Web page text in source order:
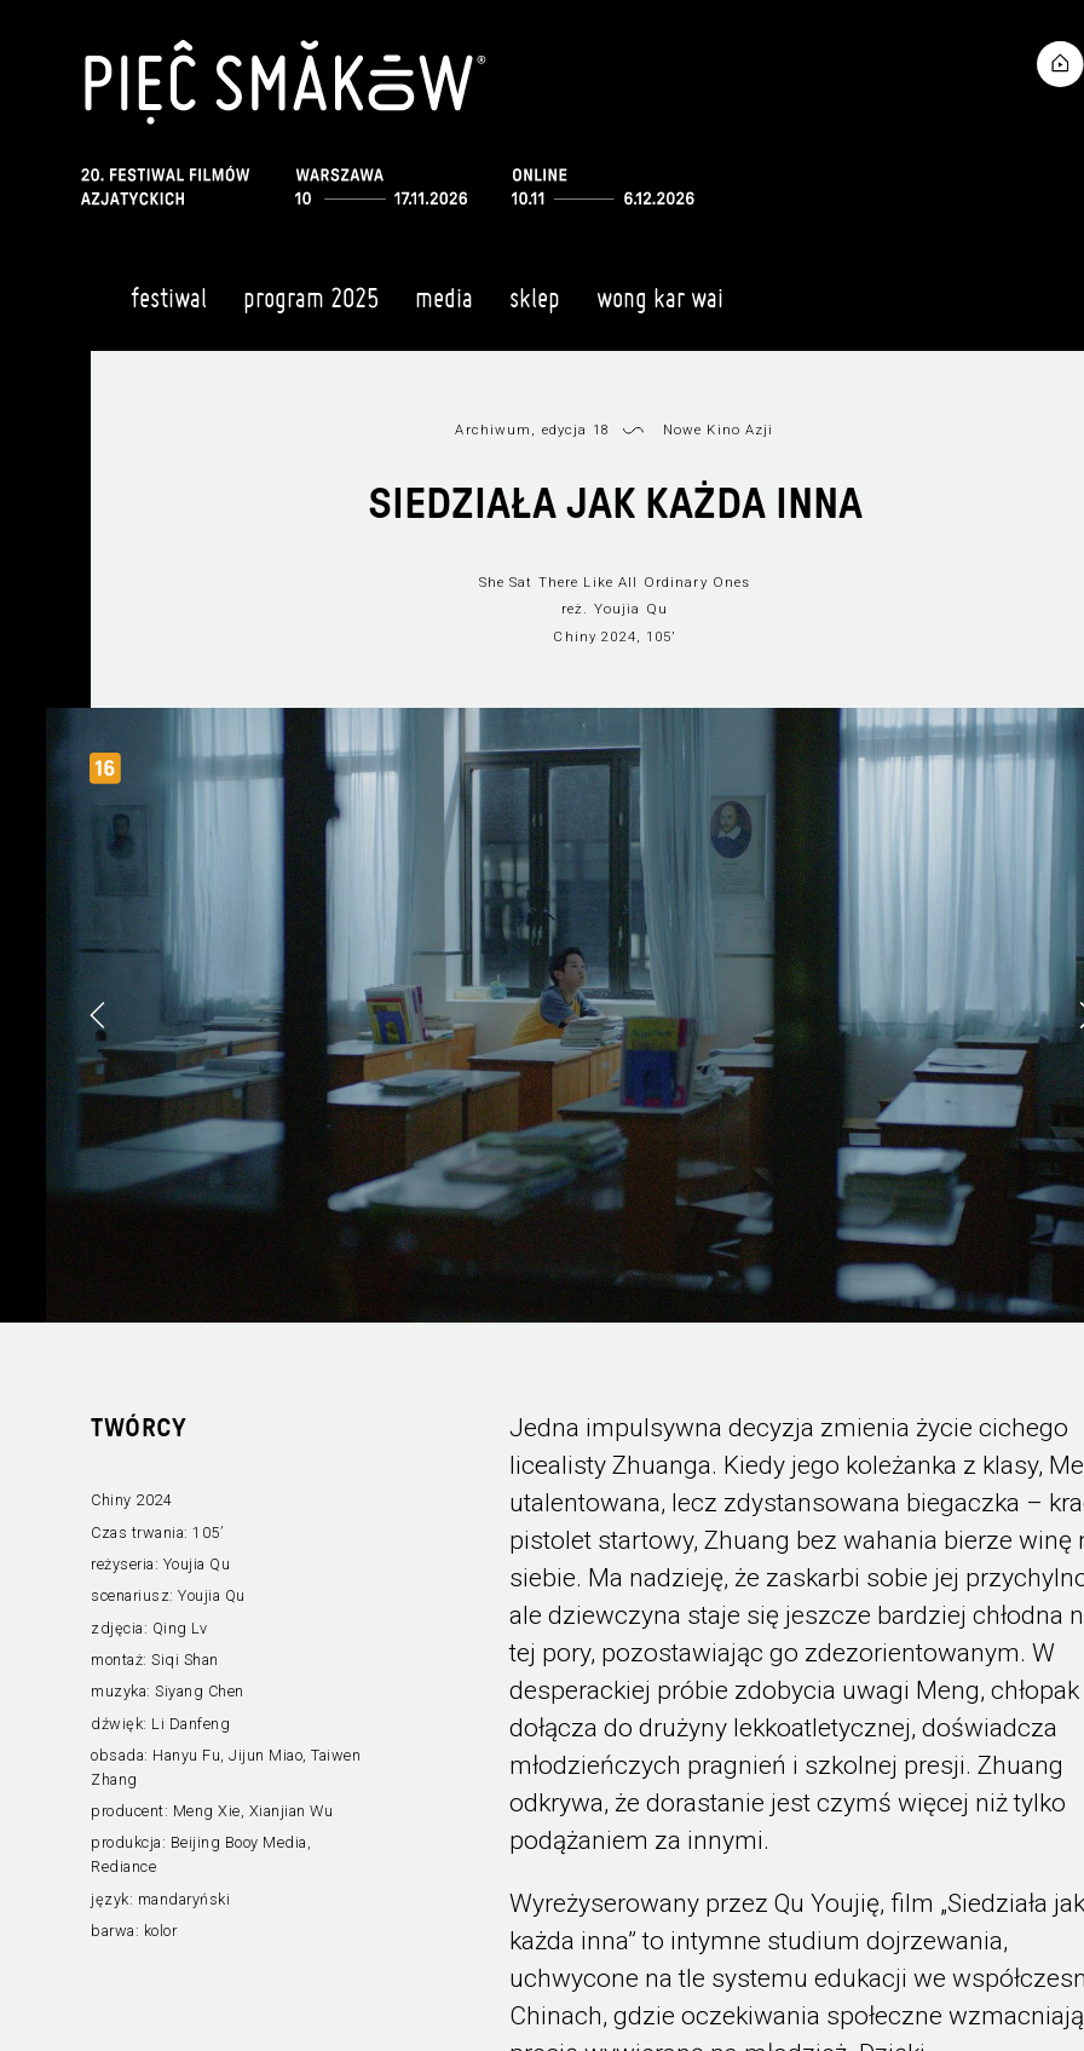
festiwal program 2025 media sklep wong kar wai
Archiwum, edycja 18 Nowe Kino Azji
SIEDZIAŁA JAK KAŻDA INNA
She Sat There Like All Ordinary Ones
reż. Youjia Qu
Chiny 2024, 105’
TWÓRCY
Chiny 2024
Czas trwania: 105’
reżyseria: Youjia Qu
scenariusz:Youjia Qu
zdjęcia: Qing Lv
montaż:Siqi Shan
muzyka:Siyang Chen
dźwięk: Li Danfeng
obsada: Hanyu Fu, Jijun Miao, Taiwen
Zhang
producent: Meng Xie, Xianjian Wu
produkcja: Beijing Booy Media,
Rediance
język: mandaryński
barwa: kolor
Jedna impulsywna decyzja zmienia życie cichego
licealisty Zhuanga. Kiedy jego koleżanka z klasy,
utalentowana, lecz zdystansowana biegaczka –
pistolet startowy, Zhuang bez wahania bierze winę
siebie. Ma nadzieję, że zaskarbi sobie jej
ale dziewczyna staje się jeszcze bardziej chłodna
tej pory, pozostawiając go zdezorientowanym. W
desperackiej próbie zdobycia uwagi Meng, chłopak
dołącza do drużyny lekkoatletycznej, doświadcza
młodzieńczych pragnień i szkolnej presji. Zhuang
odkrywa, że dorastanie jest czymś więcej niż tylko
podążaniem za innymi.
Wyreżyserowany przez Qu Youjię, film „Siedziała jak
każda inna” to intymne studium dojrzewania,
uchwycone na tle systemu edukacji we
Chinach, gdzie oczekiwania społeczne wzmacniają